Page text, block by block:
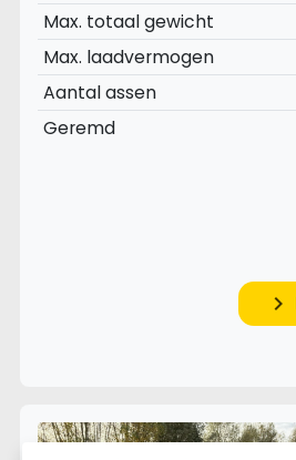
Max. totaal gewicht
Max. laadvermogen
Aantal assen
Geremd
keyboard_arrow_right